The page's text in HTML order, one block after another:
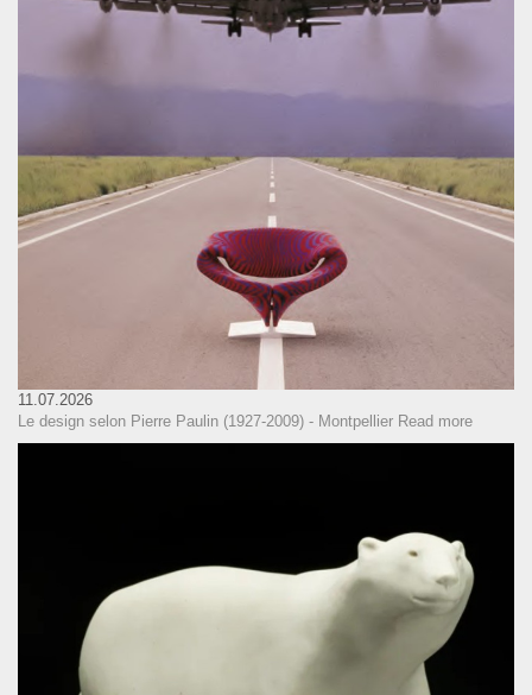
11.07.2026
Le design selon Pierre Paulin (1927-2009) - Montpellier Read more